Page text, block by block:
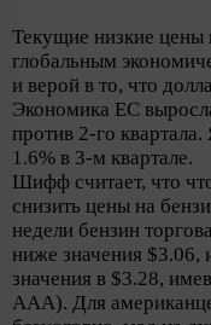
Текущие низкие
глобальным
и верой в то, что
Экономика ЕС
против 2-го
1.6% в 3-м квартале.
Шифф считает, что
снизить цены на
недели бензин
ниже значения $3.06,
значения в $3.28,
AAA). Для